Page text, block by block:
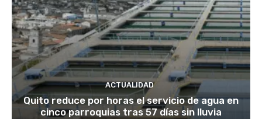
ACTUALIDAD
Quito reduce por horas el servicio de agua en
cinco parroquias tras 57 días sin lluvia